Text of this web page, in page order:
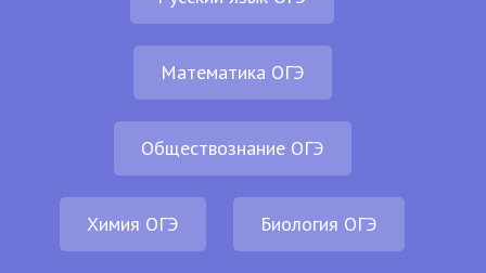
Математика ОГЭ
Обществознание ОГЭ
Химия ОГЭ Биология ОГЭ